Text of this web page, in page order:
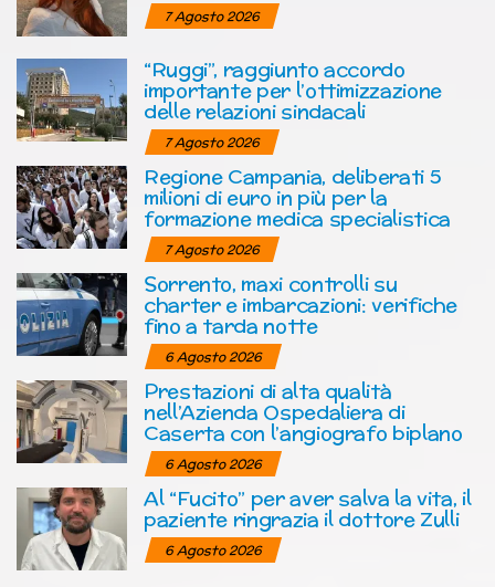
7 Agosto 2026
“Ruggi”, raggiunto accordo
importante per l’ottimizzazione
delle relazioni sindacali
7 Agosto 2026
Regione Campania, deliberati 5
milioni di euro in più per la
formazione medica specialistica
7 Agosto 2026
Sorrento, maxi controlli su
charter e imbarcazioni: verifiche
fino a tarda notte
6 Agosto 2026
Prestazioni di alta qualità
nell’Azienda Ospedaliera di
Caserta con l’angiografo biplano
6 Agosto 2026
Al “Fucito” per aver salva la vita, il
paziente ringrazia il dottore Zulli
6 Agosto 2026